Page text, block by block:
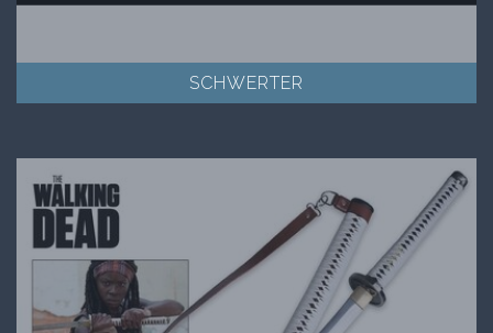
SCHWERTER